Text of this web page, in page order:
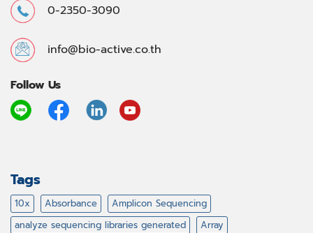
0-2350-3090
info@bio-active.co.th
Follow Us
Tags
10x Absorbance
Amplicon Sequencing
analyze sequencing libraries generated
Array